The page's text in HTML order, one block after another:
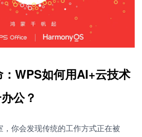
WPS如何用AI+云技术
公？
你会发现传统的工作方式正在被